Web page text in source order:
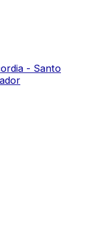
- Santo